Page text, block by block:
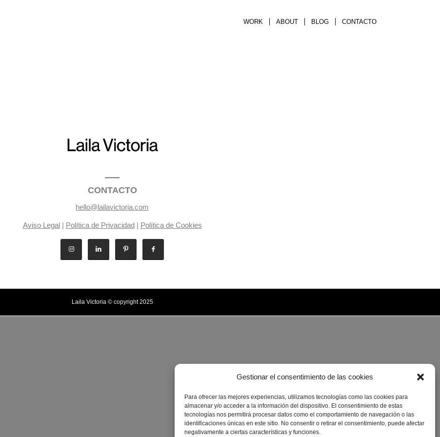
Gestionar el consentimiento de las cookies
Para ofrecer las mejores experiencias, utilizamos tecnologías como las cookies para
almacenar y/o acceder a la información del dispositivo. El consentimiento de estas
tecnologías nos permitirá procesar datos como el comportamiento de navegación o las
identificaciones únicas en este sitio. No consentir o retirar el consentimiento, puede afectar
negativamente a ciertas características y funciones.
WORK ABOUT BLOG CONTACTO
CONTACTO
hello@lailavictoria.com
Aviso Legal| Política de Privacidad| Política de Cookies
Laila Victoria © copyright 2025